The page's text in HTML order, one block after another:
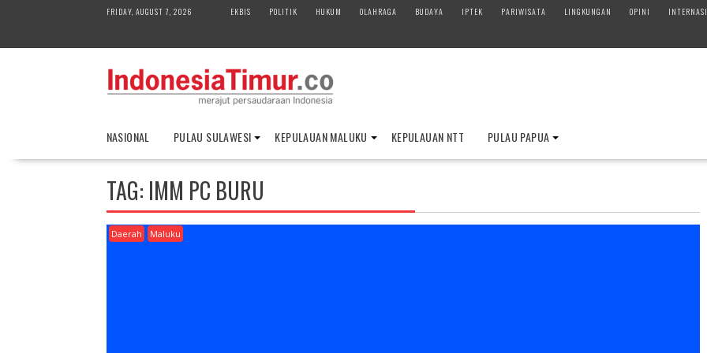
FRIDAY, AUGUST 7, 2026 EKBIS POLITIK HUKUM OLAHRAGA BUDAYA IPTEK PARIWISATA LINGKUNGAN OPINI
NASIONAL PULAU SULAWESI KEPULAUAN MALUKU KEPULAUAN NTT PULAU PAPUA
TAG: IMM PC BURU
Daerah Maluku